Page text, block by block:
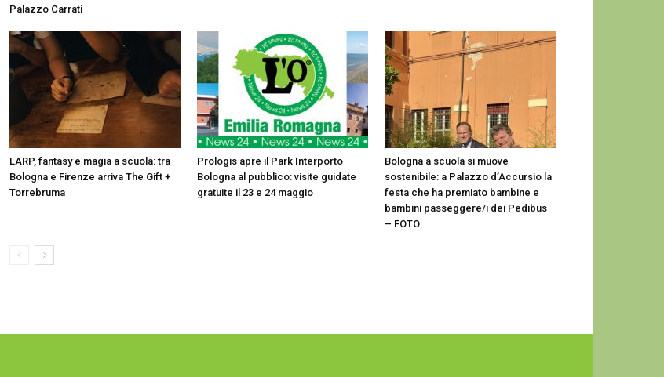
Palazzo Carrati
⁠LARP, fantasy e magia a scuola: tra
Bologna e Firenze arriva The Gift +
Torrebruma
Prologis apre il Park Interporto
Bologna al pubblico: visite guidate
gratuite il 23 e 24 maggio
Bologna a scuola si muove
sostenibile: a Palazzo d’Accursio la
festa che ha premiato bambine e
bambini passeggere/i dei Pedibus
– FOTO